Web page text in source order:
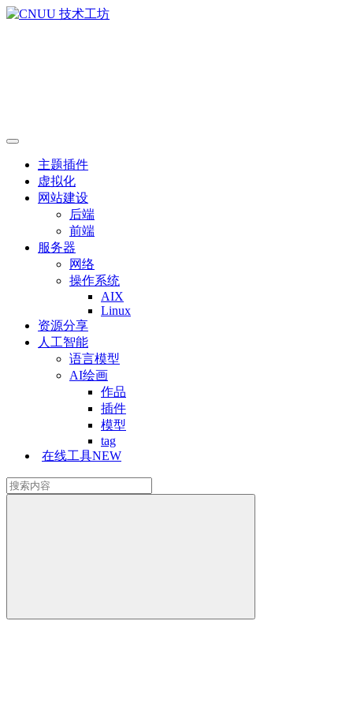
主题插件
虚拟化
网站建设
后端
前端
服务器
网络
操作系统
AIX
Linux
资源分享
人工智能
语言模型
AI绘画
作品
插件
模型
tag
在线工具NEW